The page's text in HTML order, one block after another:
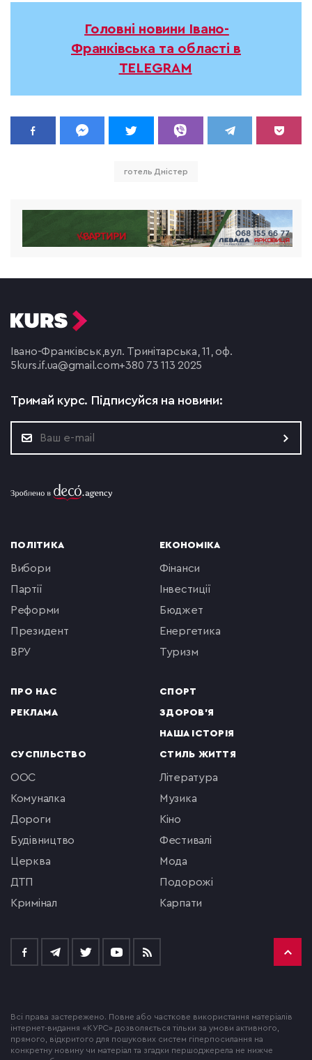
Головні новини Івано-
Франківська та області в
TELEGRAM
готель Дністер
Івано-Франківськ,вул. Тринітарська, 11, оф.
5 kurs.if.ua@gmail.com+380 73 113 2025
Тримай курс. Підписуйся на новини:
ПОЛІТИКА
вибори
партії
реформи
президент
ВРУ
ПРО НАС
РЕКЛАМА
ЕКОНОМІКА
фінанси
інвестиції
бюджет
енергетика
туризм
СПОРТ
ЗДОРОВ'Я
НАША ІСТОРІЯ
СУСПІЛЬСТВО
ООС
комуналка
Дороги
будівництво
церква
ДТП
кримінал
СТИЛЬ ЖИТТЯ
література
музика
кіно
фестивалі
мода
подорожі
Карпати
Всі права застережено. Повне або часткове використання матеріалів
інтернет-видання «КУРС» дозволяється тільки за умови активного,
прямого, відкритого для пошукових систем гіперпосилання на
конкретну новину чи матеріал та згадки першоджерела не нижче